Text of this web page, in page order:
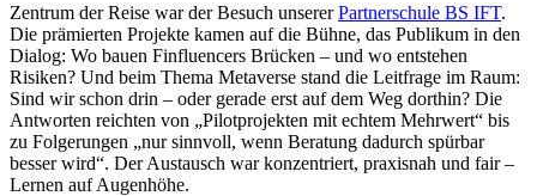
Zentrum der Reise war der Besuch unsererPartnerschule BS IFT.
Die prämierten Projekte kamen auf die Bühne, das Publikum in den
Dialog: Wo bauen Finfluencers Brücken – und wo entstehen
Risiken? Und beim Thema Metaverse stand die Leitfrage im Raum:
Sind wir schon drin – oder gerade erst auf dem Weg dorthin? Die
Antworten reichten von „Pilotprojekten mit echtem Mehrwert“ bis
zu Folgerungen „nur sinnvoll, wenn Beratung dadurch spürbar
besser wird“. Der Austausch war konzentriert, praxisnah und fair –
Lernen auf Augenhöhe.